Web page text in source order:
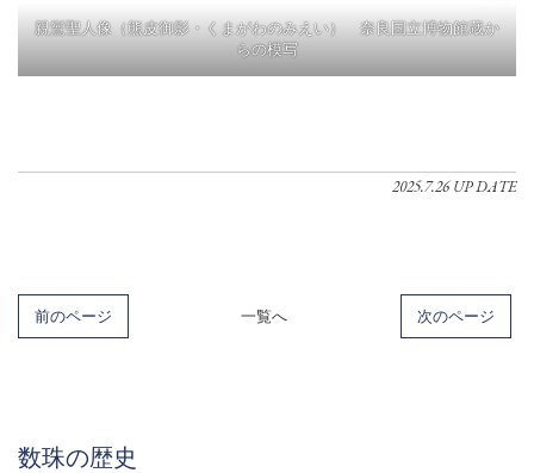
親鸞聖人像（熊皮御影・くまがわのみえい） 奈良国立博物館蔵か
らの模写
2025.7.26 UP DATE
前のページ 一覧へ 次のページ
数珠の歴史